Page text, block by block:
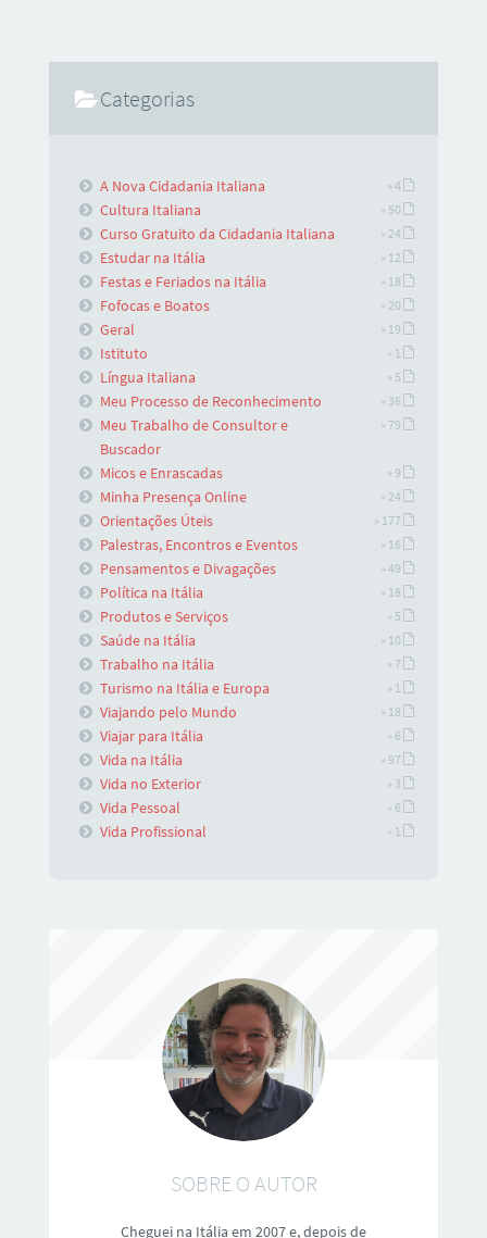
Categorias
A Nova Cidadania Italiana » 4
Cultura Italiana » 50
Curso Gratuito da Cidadania Italiana » 24
Estudar na Itália » 12
Festas e Feriados na Itália » 18
Fofocas e Boatos » 20
Geral » 19
Istituto » 1
Língua Italiana » 5
Meu Processo de Reconhecimento » 36
Meu Trabalho de Consultor e
Buscador
» 79
Micos e Enrascadas » 9
Minha Presença Online » 24
Orientações Úteis » 177
Palestras, Encontros e Eventos » 16
Pensamentos e Divagações » 49
Política na Itália » 18
Produtos e Serviços » 5
Saúde na Itália » 10
Trabalho na Itália » 7
Turismo na Itália e Europa » 1
Viajando pelo Mundo » 18
Viajar para Itália » 6
Vida na Itália » 97
Vida no Exterior » 3
Vida Pessoal » 6
Vida Profissional » 1
SOBRE O AUTOR
Cheguei na Itália em 2007 e, depois de